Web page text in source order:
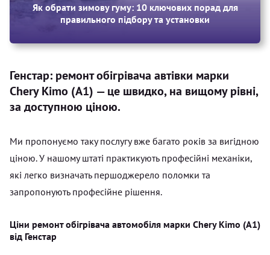
Як обрати зимову гуму: 10 ключових порад для
правильного підбору та установки
Генстар: ремонт обігрівача автівки марки
Chery Kimo (A1) — це швидко, на вищому рівні,
за доступною ціною.
Ми пропонуємо таку послугу вже багато років за вигідною
ціною. У нашому штаті практикують професійні механіки,
які легко визначать першоджерело поломки та
запропонують професійне рішення.
Ціни ремонт обігрівача автомобіля марки Chery Kimo (A1)
від Генстар